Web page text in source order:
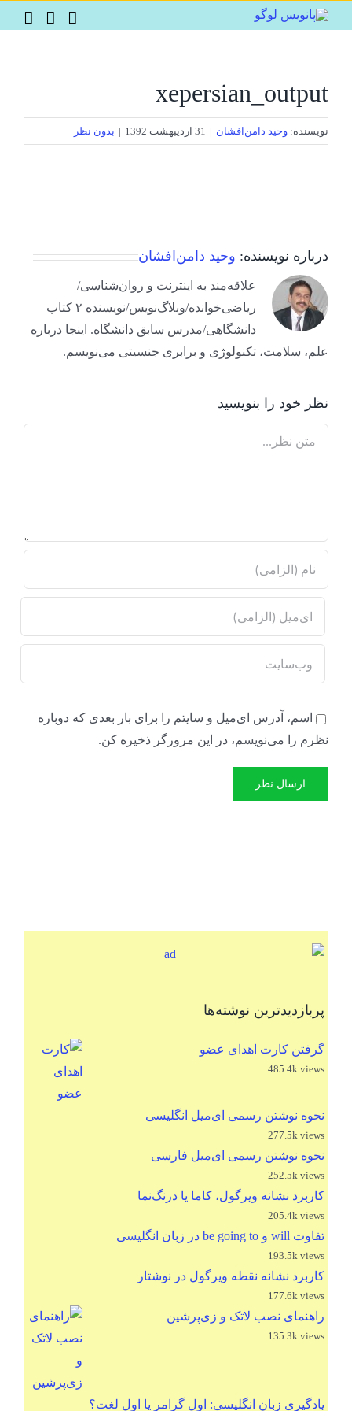
to
xepersian_output
نویسنده: وحید دامن‌افشان | 31 اردیبهشت 1392 | بدون نظر
درباره نویسنده: وحید دامن‌افشان
علاقه‌مند به اینترنت و روان‌شناسی/
ریاضی‌خوانده/وبلاگ‌نویس/نویسنده ۲ کتاب
دانشگاهی/مدرس سابق دانشگاه. اینجا درباره
علم، سلامت، تکنولوژی و برابری جنسیتی می‌نویسم.
نظر خود را بنویسید
Comment
اسم، آدرس ای‌میل و سایتم را برای بار بعدی که دوباره
نظرم را می‌نویسم، در این مرورگر ذخیره کن.
پربازدیدترین نوشته‌ها
گرفتن کارت اهدای عضو
485.4k views
نحوه نوشتن رسمی ای‌میل انگلیسی
277.5k views
نحوه نوشتن رسمی ای‌میل فارسی
252.5k views
کاربرد نشانه ویرگول، کاما یا درنگ‌نما
205.4k views
تفاوت will و be going to در زبان انگلیسی
193.5k views
کاربرد نشانه نقطه ویرگول در نوشتار
177.6k views
راهنمای نصب لاتک و زی‌پرشین
135.3k views
یادگیری زبان انگلیسی: اول گرامر یا اول لغت؟